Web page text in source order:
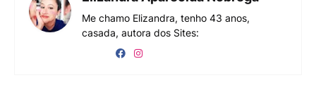
Me chamo Elizandra, tenho 43 anos,
casada, autora dos Sites: